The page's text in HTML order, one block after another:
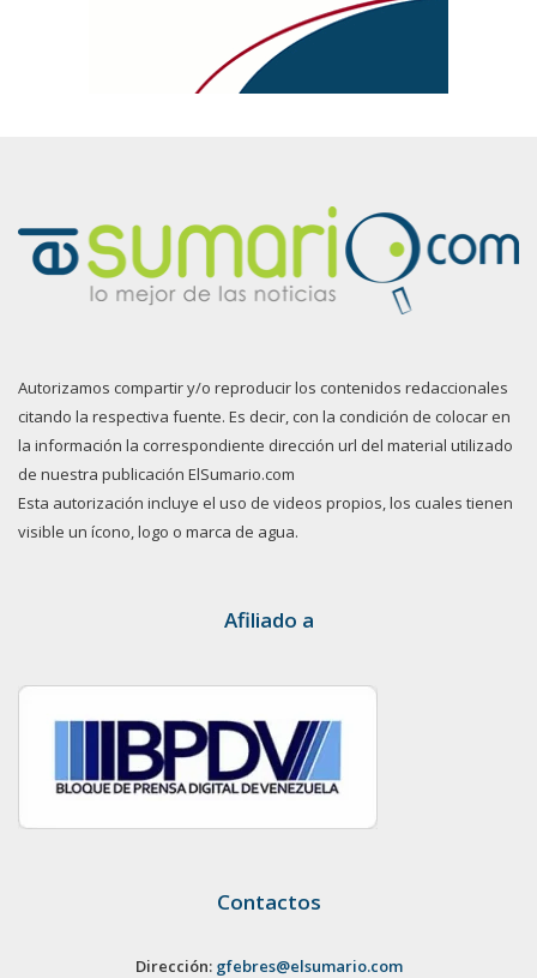
Autorizamos compartir y/o reproducir los contenidos redaccionales
citando la respectiva fuente. Es decir, con la condición de colocar en
la información la correspondiente dirección url del material utilizado
de nuestra publicación ElSumario.com
Esta autorización incluye el uso de videos propios, los cuales tienen
visible un ícono, logo o marca de agua.
Afiliado a
Contactos
Dirección: gfebres@elsumario.com